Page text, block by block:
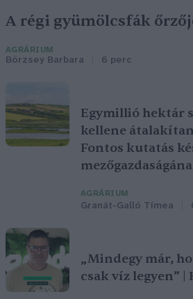
A régi gyümölcsfák
AGRÁRIUM
Börzsey Barbara 6 perc
Egymillió hektár
kellene
Fontos kutatás
AGRÁRIUM
Granát-Galló Tímea
„Mindegy már,
csak víz legyen”